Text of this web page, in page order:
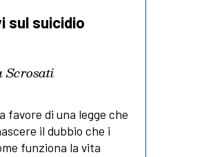
sul suicidio
Scrosati
favore di una legge che
il dubbio che i
funziona la vita